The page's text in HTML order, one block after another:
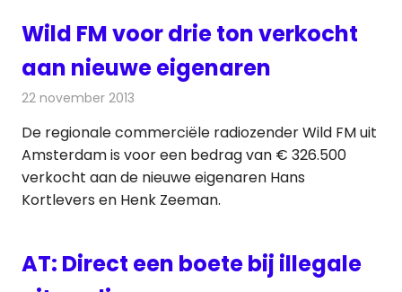
Wild FM voor drie ton verkocht
aan nieuwe eigenaren
22 november 2013
De regionale commerciële radiozender Wild FM uit
Amsterdam is voor een bedrag van € 326.500
verkocht aan de nieuwe eigenaren Hans
Kortlevers en Henk Zeeman.
AT: Direct een boete bij illegale